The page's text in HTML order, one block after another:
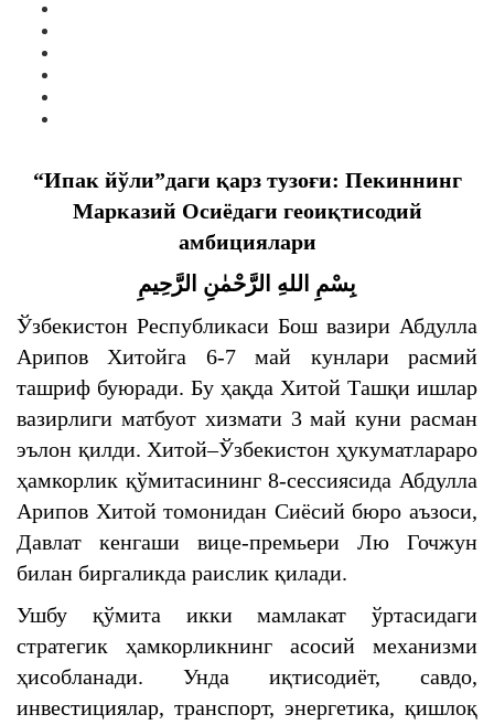
“Ипак йўли”даги қарз тузоғи: Пекиннинг
Марказий Осиёдаги геоиқтисодий
амбициялари
بِسْمِ اللهِ الرَّحْمٰنِ الرَّحِيمِ
Ўзбекистон Республикаси Бош вазири Абдулла
Арипов Хитойга 6-7 май кунлари расмий
ташриф буюради. Бу ҳақда Хитой Ташқи ишлар
вазирлиги матбуот хизмати 3 май куни расман
эълон қилди. Хитой–Ўзбекистон ҳукуматлараро
ҳамкорлик қўмитасининг 8-сессиясида Абдулла
Арипов Хитой томонидан Сиёсий бюро аъзоси,
Давлат кенгаши вице-премьери Лю Гочжун
билан биргаликда раислик қилади.
Ушбу қўмита икки мамлакат ўртасидаги
стратегик ҳамкорликнинг асосий механизми
ҳисобланади. Унда иқтисодиёт, савдо,
инвестициялар, транспорт, энергетика, қишлоқ